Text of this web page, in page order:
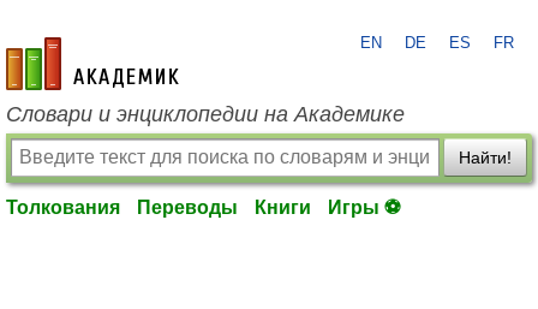
academic.ru
EN DE ES FR
Словари и энциклопедии на Академике
Найти!
Толкования Переводы Книги Игры ⚽